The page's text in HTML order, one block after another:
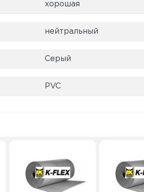
хорошая
нейтральный
Серый
PVC